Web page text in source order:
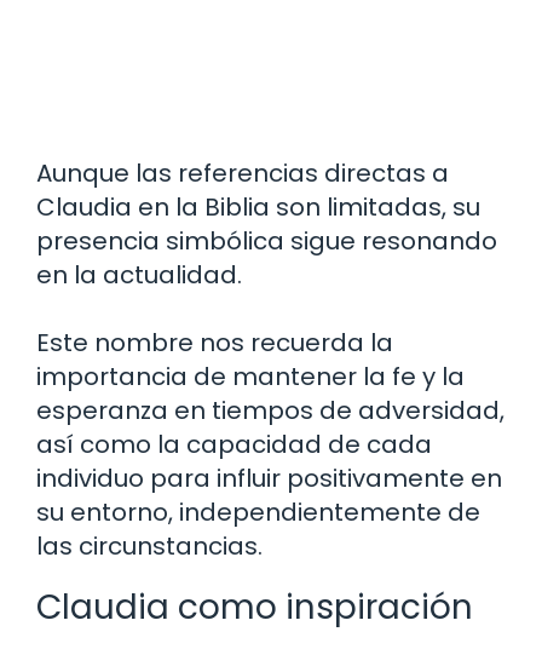
Aunque las referencias directas a
Claudia en la Biblia son limitadas, su
presencia simbólica sigue resonando
en la actualidad.
Este nombre nos recuerda la
importancia de mantener la fe y la
esperanza en tiempos de adversidad,
así como la capacidad de cada
individuo para influir positivamente en
su entorno, independientemente de
las circunstancias.
Claudia como inspiración